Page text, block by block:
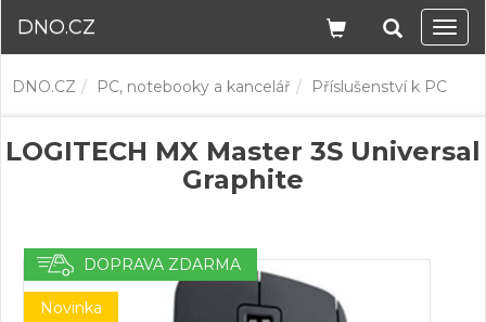
DNO.CZ
DNO.CZ PC, notebooky a kancelář Příslušenství k PC
LOGITECH MX Master 3S Universal
Graphite
DOPRAVA ZDARMA
Novinka